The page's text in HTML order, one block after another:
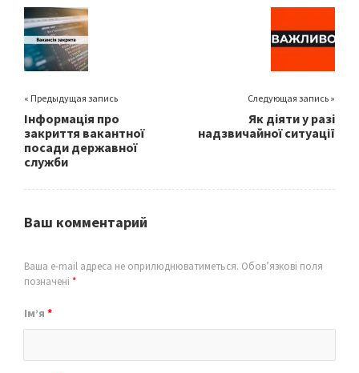
o
k
« Предыдущая запись
Інформація про
закриття вакантної
посади державної
служби
Следующая запись »
Як діяти у разі
надзвичайної ситуації
Ваш комментарий
Ваша e-mail адреса не оприлюднюватиметься. Обов’язкові поля
позначені *
Ім’я *